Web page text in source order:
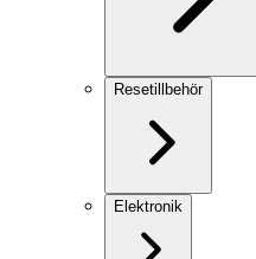
Resetillbehör
Elektronik